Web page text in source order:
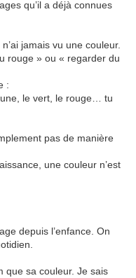
qu’il a déjà connues
jamais vu une couleur.
rouge » ou « regarder du
:
le vert, le rouge… tu
pas de manière
une couleur n’est
depuis l’enfance. On
que sa couleur. Je sais